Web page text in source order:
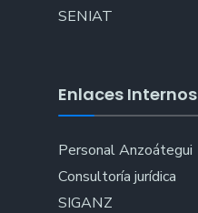
SENIAT
Enlaces Internos
Personal Anzoátegui
Consultoría jurídica
SIGANZ